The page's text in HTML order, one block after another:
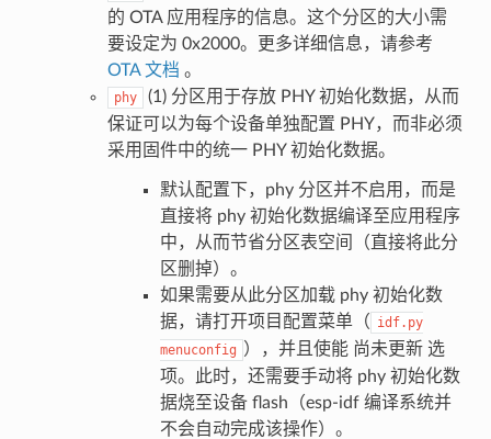
的 OTA 应用程序的信息。这个分区的大小需
要设定为 0x2000。更多详细信息，请参考
OTA 文档 。
phy
(1) 分区用于存放 PHY 初始化数据，从而
保证可以为每个设备单独配置 PHY，而非必须
采用固件中的统一 PHY 初始化数据。
默认配置下，phy 分区并不启用，而是
直接将 phy 初始化数据编译至应用程序
中，从而节省分区表空间（直接将此分
区删掉）。
如果需要从此分区加载 phy 初始化数
据，请打开项目配置菜单（
idf.py
menuconfig
），并且使能 尚未更新 选
项。此时，还需要手动将 phy 初始化数
据烧至设备 flash（esp-idf 编译系统并
不会自动完成该操作）。